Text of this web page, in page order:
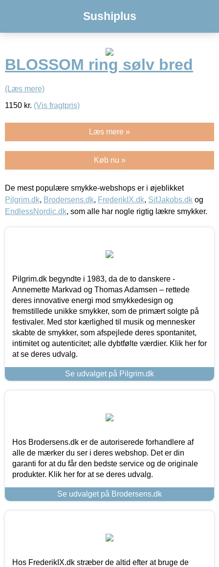
Sushiplus
BLOSSOM ring sølv bred
(Læs mere)
1150 kr. (Vis fragtpris)
Læs mere »
Køb nu »
De mest populære smykke-webshops er i øjeblikket
Pilgrim.dk, Brodersens.dk, FrederikIX.dk, SifJakobs.dk og
EndlessNordic.dk, som alle har nogle rigtig lækre smykker.
Pilgrim.dk begyndte i 1983, da de to danskere -
Annemette Markvad og Thomas Adamsen – rettede
deres innovative energi mod smykkedesign og
fremstillede unikke smykker, som de primært solgte på
festivaler. Med stor kærlighed til musik og mennesker
skabte de smykker, som afspejlede deres spontanitet,
intimitet og autenticitet; alle dybtfølte værdier. Klik her for
at se deres udvalg.
Se udvalget på Pilgrim.dk
Hos Brodersens.dk er de autoriserede forhandlere af
alle de mærker du ser i deres webshop. Det er din
garanti for at du får den bedste service og de originale
produkter. Klik her for at se deres udvalg.
Se udvalget på Brodersens.dk
Hos FrederikIX.dk stræber de altid efter at bruge de